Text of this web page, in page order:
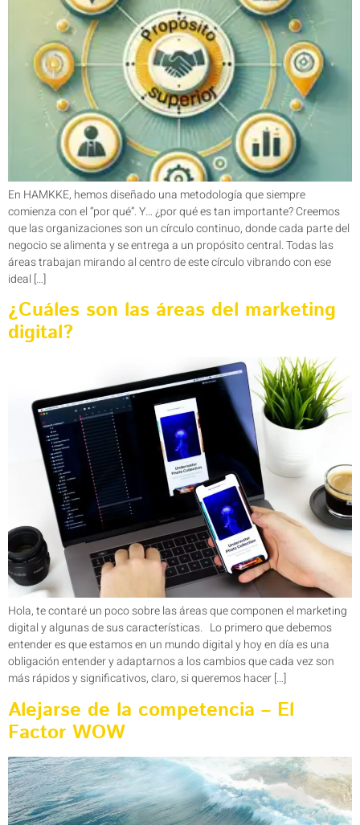
En HAMKKE, hemos diseñado una metodología que siempre
comienza con el “por qué”. Y… ¿por qué es tan importante? Creemos
que las organizaciones son un círculo continuo, donde cada parte del
negocio se alimenta y se entrega a un propósito central. Todas las
áreas trabajan mirando al centro de este círculo vibrando con ese
ideal […]
¿Cuáles son las áreas del marketing
digital?
Hola, te contaré un poco sobre las áreas que componen el marketing
digital y algunas de sus características. Lo primero que debemos
entender es que estamos en un mundo digital y hoy en día es una
obligación entender y adaptarnos a los cambios que cada vez son
más rápidos y significativos, claro, si queremos hacer […]
Alejarse de la competencia – El
Factor WOW